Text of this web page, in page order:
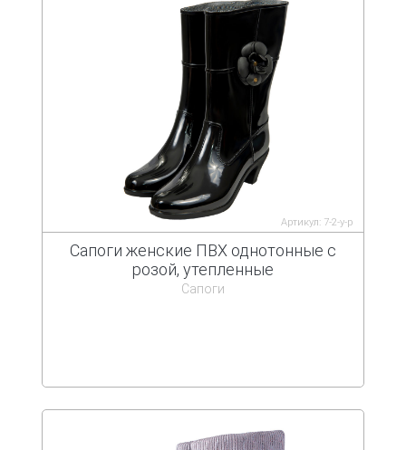
Артикул: 7-2-у-р
Сапоги женские ПВХ однотонные с
розой, утепленные
Сапоги